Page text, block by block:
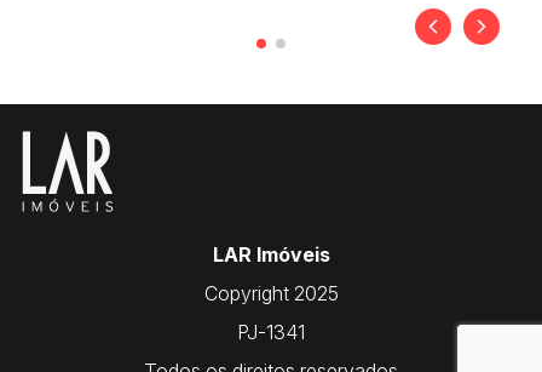
LAR Imóveis
Copyright 2025
PJ-1341